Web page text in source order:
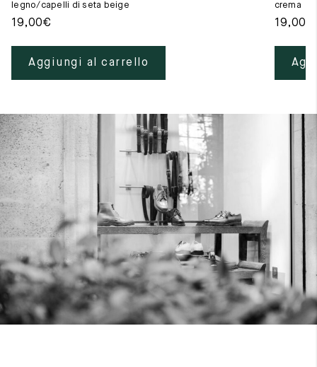
legno/capelli di seta beige
19,00€
Aggiungi al carrello
crema
19,00